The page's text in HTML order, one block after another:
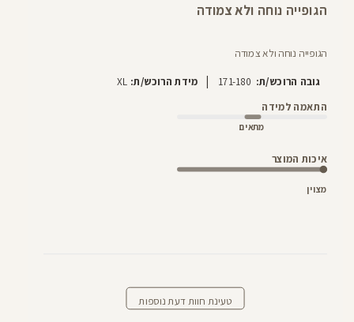
הגופייה נוחה ולא צמודה
הגופייה נוחה ולא צמודה
גובה הרוכש/ת: 171-180 מידת הרוכש/ת: XL
התאמה למידה
מתאים
איכות המוצר
מצוין
טעינת חוות דעת נוספות